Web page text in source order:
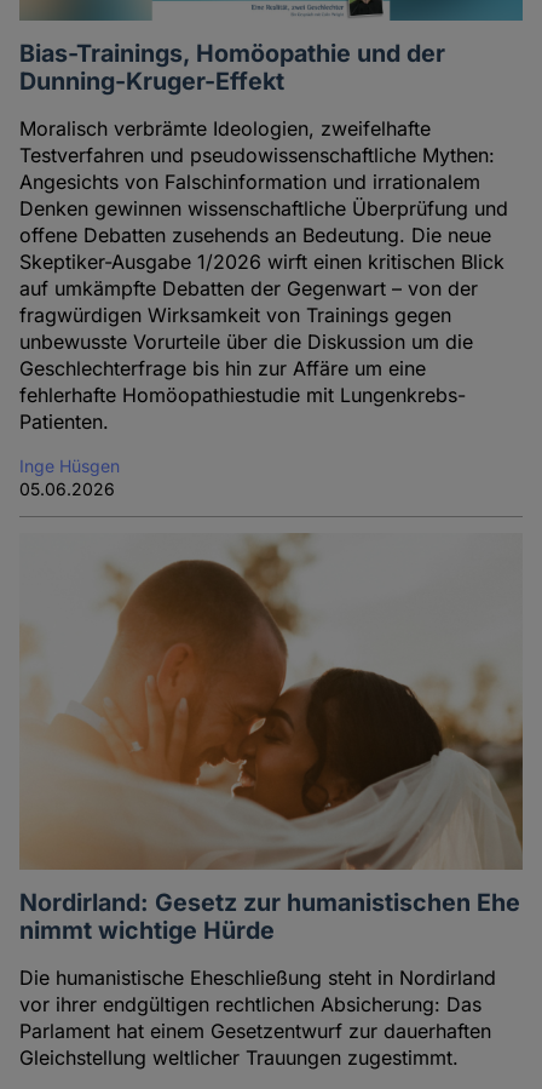
Bias-Trainings, Homöopathie und der
Dunning-Kruger-Effekt
Moralisch verbrämte Ideologien, zweifelhafte
Testverfahren und pseudowissenschaftliche Mythen:
Angesichts von Falschinformation und irrationalem
Denken gewinnen wissenschaftliche Überprüfung und
offene Debatten zusehends an Bedeutung. Die neue
Skeptiker-Ausgabe 1/2026 wirft einen kritischen Blick
auf umkämpfte Debatten der Gegenwart – von der
fragwürdigen Wirksamkeit von Trainings gegen
unbewusste Vorurteile über die Diskussion um die
Geschlechterfrage bis hin zur Affäre um eine
fehlerhafte Homöopathiestudie mit Lungenkrebs-
Patienten.
Inge Hüsgen
05.06.2026
Nordirland: Gesetz zur humanistischen Ehe
nimmt wichtige Hürde
Die humanistische Eheschließung steht in Nordirland
vor ihrer endgültigen rechtlichen Absicherung: Das
Parlament hat einem Gesetzentwurf zur dauerhaften
Gleichstellung weltlicher Trauungen zugestimmt.